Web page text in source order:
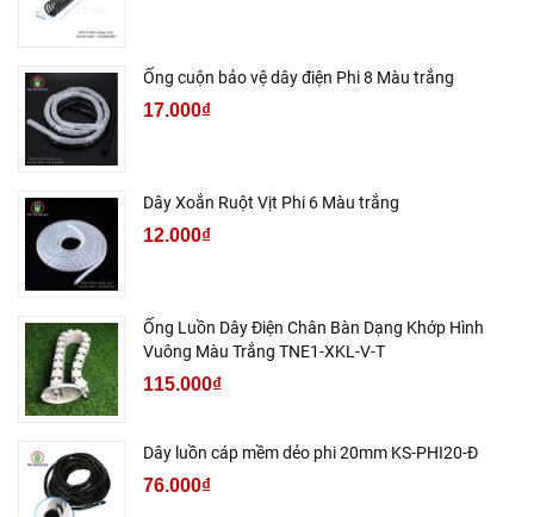
Ống cuộn bảo vệ dây điện Phi 8 Màu trắng
17.000₫
Dây Xoắn Ruột Vịt Phi 6 Màu trắng
12.000₫
Ống Luồn Dây Điện Chân Bàn Dạng Khớp Hình
Vuông Màu Trắng TNE1-XKL-V-T
115.000₫
Dây luồn cáp mềm dẻo phi 20mm KS-PHI20-Đ
76.000₫